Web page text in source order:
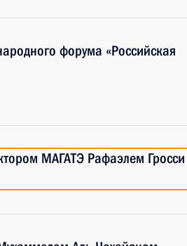
форума «Российская
МАГАТЭ Рафаэлем Гросси